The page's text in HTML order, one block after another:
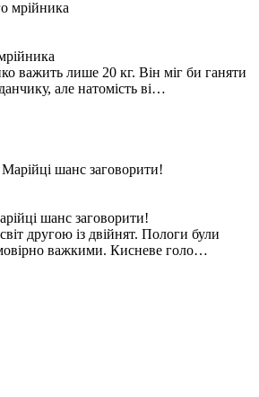
важить лише 20 кг. Він міг би ганяти
але натомість ві…
шанс заговорити!
другою із двійнят. Пологи були
важкими. Кисневе голо…